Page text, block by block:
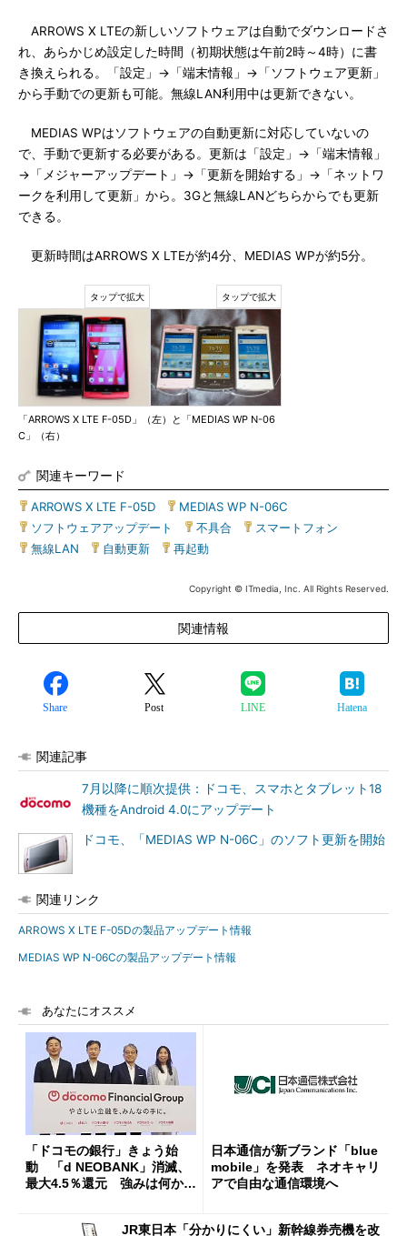
ARROWS X LTEの新しいソフトウェアは自動でダウンロードさ
れ、あらかじめ設定した時間（初期状態は午前2時～4時）に書
き換えられる。「設定」→「端末情報」→「ソフトウェア更新」
から手動での更新も可能。無線LAN利用中は更新できない。
MEDIAS WPはソフトウェアの自動更新に対応していないの
で、手動で更新する必要がある。更新は「設定」→「端末情報」
→「メジャーアップデート」→「更新を開始する」→「ネットワ
ークを利用して更新」から。3Gと無線LANどちらからでも更新
できる。
更新時間はARROWS X LTEが約4分、MEDIAS WPが約5分。
「ARROWS X LTE F-05D」（左）と「MEDIAS WP N-06
C」（右）
関連キーワード
ARROWS X LTE F-05D MEDIAS WP N-06C
ソフトウェアアップデート
不具合 スマートフォン
無線LAN
自動更新 再起動
Copyright © ITmedia, Inc. All Rights Reserved.
関連情報
Share Post LINE Hatena
関連記事
7月以降に順次提供：ドコモ、スマホとタブレット18
機種をAndroid 4.0にアップデート
ドコモ、「MEDIAS WP N-06C」のソフト更新を開始
関連リンク
ARROWS X LTE F-05Dの製品アップデート情報
MEDIAS WP N-06Cの製品アップデート情報
あなたにオススメ
「ドコモの銀行」きょう始
動 「d NEOBANK」消滅、
最大4.5％還元 強みは何か解
日本通信が新ブランド「blue
mobile」を発表 ネオキャリ
アで自由な通信環境へ
JR東日本「分かりにくい」新幹線券売機を改